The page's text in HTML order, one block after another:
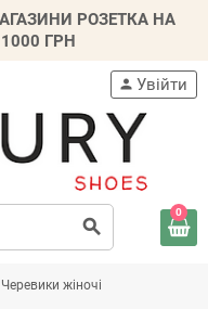
РОЗЕТКА НА
ГРН
search
person Увійти
0
Черевики жіночі